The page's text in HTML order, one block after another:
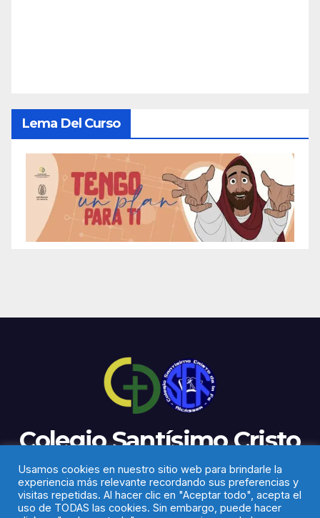
Lema Del Curso
Colegio Santísimo Cristo
de la Fe
Usamos cookies en nuestro sitio web para brindarle la
experiencia más relevante recordando sus preferencias y
visitas repetidas. Al hacer clic en "Aceptar todo", acepta el
uso de TODAS las cookies. Sin embargo, puede hacer